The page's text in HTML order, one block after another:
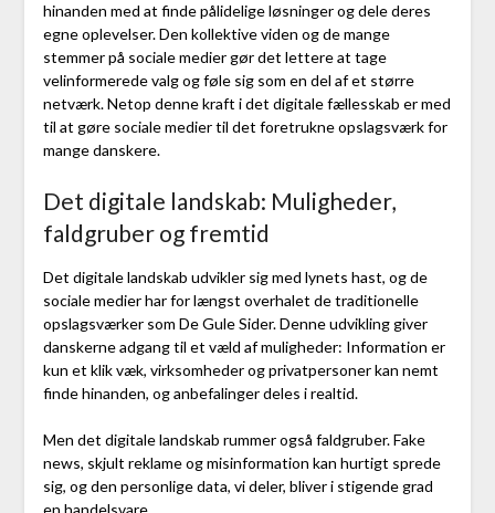
hinanden med at finde pålidelige løsninger og dele deres
egne oplevelser. Den kollektive viden og de mange
stemmer på sociale medier gør det lettere at tage
velinformerede valg og føle sig som en del af et større
netværk. Netop denne kraft i det digitale fællesskab er med
til at gøre sociale medier til det foretrukne opslagsværk for
mange danskere.
Det digitale landskab: Muligheder,
faldgruber og fremtid
Det digitale landskab udvikler sig med lynets hast, og de
sociale medier har for længst overhalet de traditionelle
opslagsværker som De Gule Sider. Denne udvikling giver
danskerne adgang til et væld af muligheder: Information er
kun et klik væk, virksomheder og privatpersoner kan nemt
finde hinanden, og anbefalinger deles i realtid.
Men det digitale landskab rummer også faldgruber. Fake
news, skjult reklame og misinformation kan hurtigt sprede
sig, og den personlige data, vi deler, bliver i stigende grad
en handelsvare.